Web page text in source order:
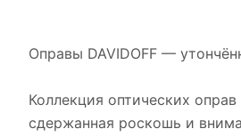
Оправы DAVIDOFF —
Коллекция оптических
сдержанная роскошь и